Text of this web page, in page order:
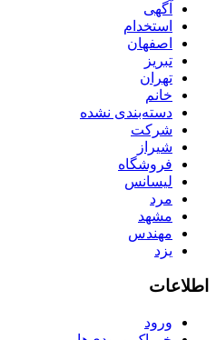
آگهی
استخدام
اصفهان
تبریز
تهران
خانم
دسته‌بندی نشده
شرکت
شیراز
فروشگاه
لیسانس
مرد
مشهد
مهندس
یزد
اطلاعات
ورود